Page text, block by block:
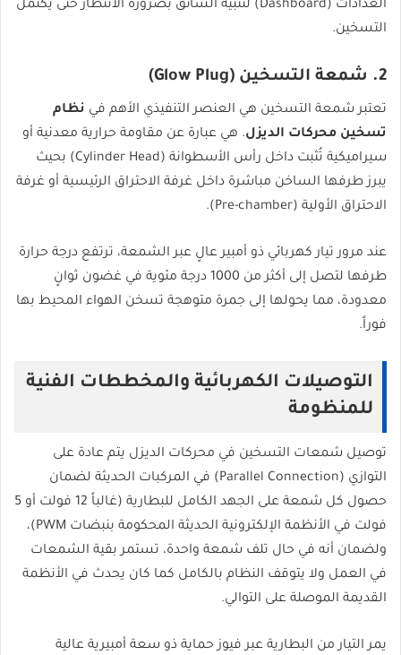
العدادات (Dashboard) لتنبيه السائق بضرورة الانتظار حتى يكتمل
التسخين.
2. شمعة التسخين (Glow Plug)
تعتبر شمعة التسخين هي العنصر التنفيذي الأهم في نظام
تسخين محركات الديزل. هي عبارة عن مقاومة حرارية معدنية أو
سيراميكية تُثبت داخل رأس الأسطوانة (Cylinder Head) بحيث
يبرز طرفها الساخن مباشرة داخل غرفة الاحتراق الرئيسية أو غرفة
الاحتراق الأولية (Pre-chamber).
عند مرور تيار كهربائي ذو أمبير عالٍ عبر الشمعة، ترتفع درجة حرارة
طرفها لتصل إلى أكثر من 1000 درجة مئوية في غضون ثوانٍ
معدودة، مما يحولها إلى جمرة متوهجة تسخن الهواء المحيط بها
فوراً.
التوصيلات الكهربائية والمخططات الفنية
للمنظومة
توصيل شمعات التسخين في محركات الديزل يتم عادة على
التوازي (Parallel Connection) في المركبات الحديثة لضمان
حصول كل شمعة على الجهد الكامل للبطارية (غالباً 12 فولت أو 5
فولت في الأنظمة الإلكترونية الحديثة المحكومة بنبضات PWM)،
ولضمان أنه في حال تلف شمعة واحدة، تستمر بقية الشمعات
في العمل ولا يتوقف النظام بالكامل كما كان يحدث في الأنظمة
القديمة الموصلة على التوالي.
يمر التيار من البطارية عبر فيوز حماية ذو سعة أمبيرية عالية